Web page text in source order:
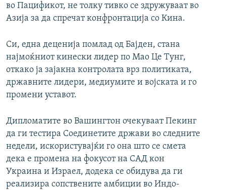
во Пацификот, не толку тивко се здружуваат во
Азија за да спречат конфронтација со Кина.
Си, една деценија помлад од Бајден, стана
најмоќниот кинески лидер по Мао Це Тунг,
откако ја зајакна контролата врз политиката,
државните лидери, медиумите и војската и го
промени уставот.
Дипломатите во Вашингтон очекуваат Пекинг
да ги тестира Соединетите држави во следните
недели, искористувајќи го она што се смета
дека е промена на фокусот на САД кон
Украина и Израел, додека се обидува да ги
реализира сопствените амбиции во Индо-